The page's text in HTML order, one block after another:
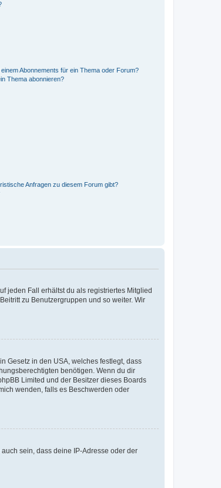
Abonnements für ein Thema oder Forum?
Thema abonnieren?
Anfragen zu diesem Forum gibt?
jeden Fall erhältst du als registriertes Mitglied
zu Benutzergruppen und so weiter. Wir
Gesetz in den USA, welches festlegt, dass
benötigen. Wenn du dir
Limited und der Besitzer dieses Boards
wenden, falls es Beschwerden oder
sein, dass deine IP-Adresse oder der